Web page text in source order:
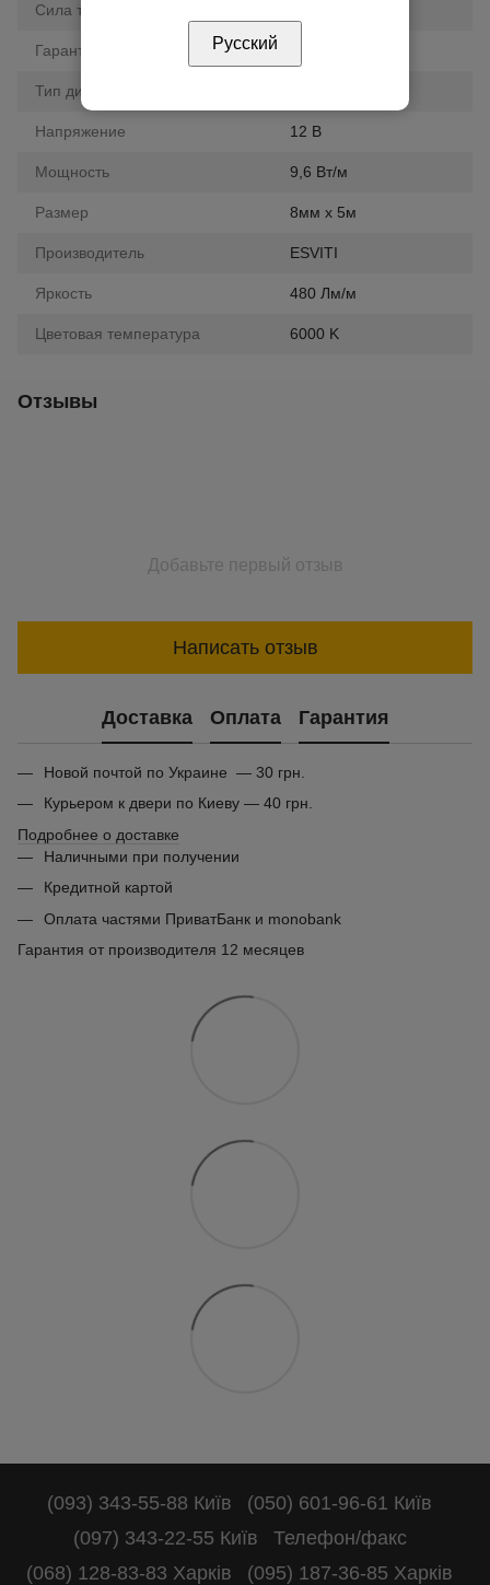
Сила тока
Гарантия
Тип диода
Напряжение 12 В
Мощность 9,6 Вт/м
Размер 8мм x 5м
Производитель ESVITI
Яркость 480 Лм/м
Цветовая температура 6000 K
Отзывы
Добавьте первый отзыв
Написать отзыв
Доставка Оплата Гарантия
Новой почтой по Украине — 30 грн.
Курьером к двери по Киеву — 40 грн.
Подробнее о доставке
Наличными при получении
Кредитной картой
Оплата частями ПриватБанк и monobank
Гарантия от производителя 12 месяцев
(093) 343-55-88 Київ
(050) 601-96-61 Київ
(097) 343-22-55 Київ
Телефон/факс
(068) 128-83-83 Харків
(095) 187-36-85 Харків
Русский